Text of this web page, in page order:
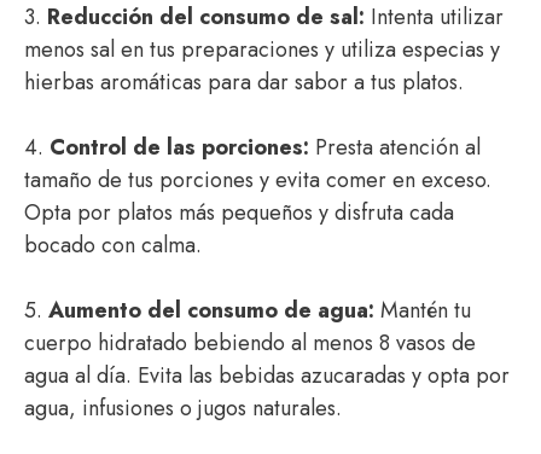
3. Reducción del consumo de sal: Intenta utilizar
menos sal en tus preparaciones y utiliza especias y
hierbas aromáticas para dar sabor a tus platos.
4. Control de las porciones: Presta atención al
tamaño de tus porciones y evita comer en exceso.
Opta por platos más pequeños y disfruta cada
bocado con calma.
5. Aumento del consumo de agua: Mantén tu
cuerpo hidratado bebiendo al menos 8 vasos de
agua al día. Evita las bebidas azucaradas y opta por
agua, infusiones o jugos naturales.